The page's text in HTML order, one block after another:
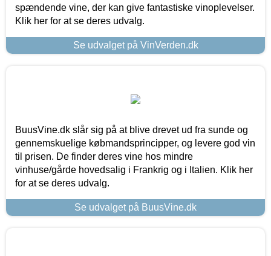
spændende vine, der kan give fantastiske vinoplevelser.
Klik her for at se deres udvalg.
Se udvalget på VinVerden.dk
BuusVine.dk slår sig på at blive drevet ud fra sunde og
gennemskuelige købmandsprincipper, og levere god vin
til prisen. De finder deres vine hos mindre
vinhuse/gårde hovedsalig i Frankrig og i Italien. Klik her
for at se deres udvalg.
Se udvalget på BuusVine.dk